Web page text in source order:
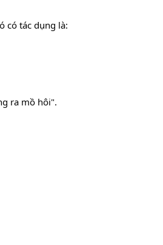
có tác dụng là:
ra mồ hôi".